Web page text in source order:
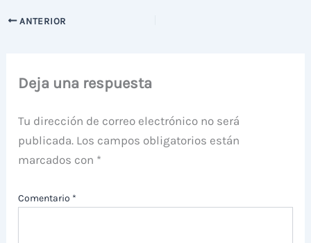
ANTERIOR
Deja una respuesta
Tu dirección de correo electrónico no será
publicada. Los campos obligatorios están
marcados con *
Comentario *